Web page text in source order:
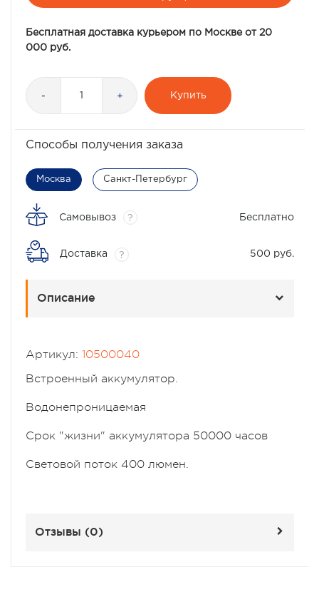
Бесплатная доставка курьером по Москве от 20
000 руб.
- + Купить
Способы получения заказа
Москва Санкт-Петербург
Самовывоз ? Бесплатно
Доставка ? 500 руб.
Описание
Артикул: 10500040
Встроенный аккумулятор.
Водонепроницаемая
Срок "жизни" аккумулятора 50000 часов
Световой поток 400 люмен.
Отзывы (0)